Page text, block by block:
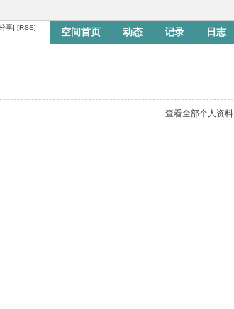
享] [RSS] 空间首页 动态 记录 日志
查看全部个人资料